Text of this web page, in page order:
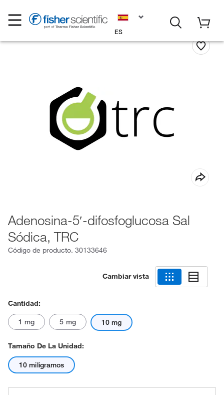
ES
Adenosina-5′-difosfoglucosa Sal
Sódica, TRC
Código de producto. 30133646
Cambiar vista
Cantidad:
1 mg 5 mg 10 mg
Tamaño De La Unidad:
10 miligramos